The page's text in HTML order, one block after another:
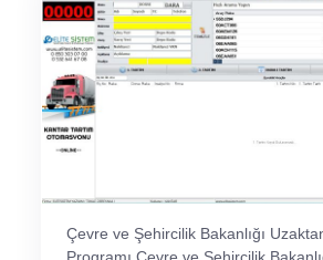
Çevre ve Şehircilik Bakanlığı